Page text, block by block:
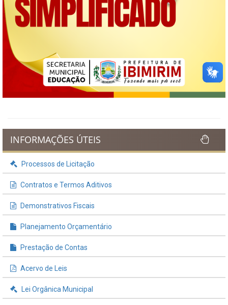
INFORMAÇÕES ÚTEIS
Processos de Licitação
Contratos e Termos Aditivos
Demonstrativos Fiscais
Planejamento Orçamentário
Prestação de Contas
Acervo de Leis
Lei Orgânica Municipal